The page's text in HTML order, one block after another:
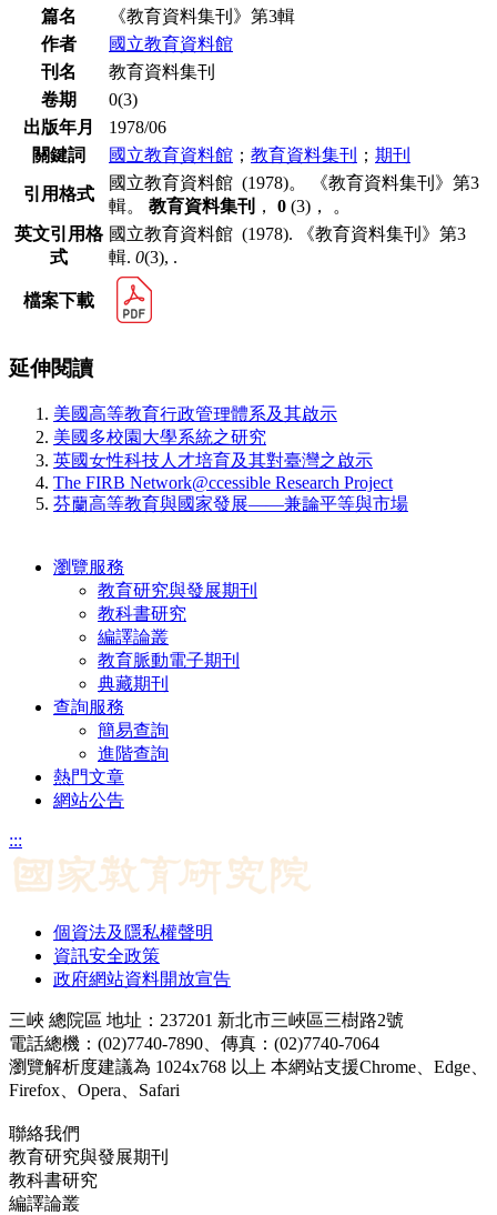
篇名
《教育資料集刊》第3輯
作者
國立教育資料館
刊名
教育資料集刊
卷期
0(3)
出版年月
1978/06
關鍵詞
國立教育資料館 ； 教育資料集刊 ； 期刊
引用格式
國立教育資料館 (1978)。 《教育資料集刊》第3
輯。 教育資料集刊 ， 0 (3)， 。
英文引用格
式
國立教育資料館 (1978). 《教育資料集刊》第3
輯. 0(3), .
檔案下載
延伸閱讀
美國高等教育行政管理體系及其啟示
美國多校園大學系統之研究
英國女性科技人才培育及其對臺灣之啟示
The FIRB Network@ccessible Research Project
芬蘭高等教育與國家發展——兼論平等與市場
瀏覽服務
教育研究與發展期刊
教科書研究
編譯論叢
教育脈動電子期刊
典藏期刊
查詢服務
簡易查詢
進階查詢
熱門文章
網站公告
:::
個資法及隱私權聲明
資訊安全政策
政府網站資料開放宣告
三峽 總院區 地址：237201 新北市三峽區三樹路2號
電話總機：(02)7740-7890、傳真：(02)7740-7064
瀏覽解析度建議為 1024x768 以上 本網站支援Chrome、Edge、
Firefox、Opera、Safari
聯絡我們
教育研究與發展期刊
教科書研究
編譯論叢